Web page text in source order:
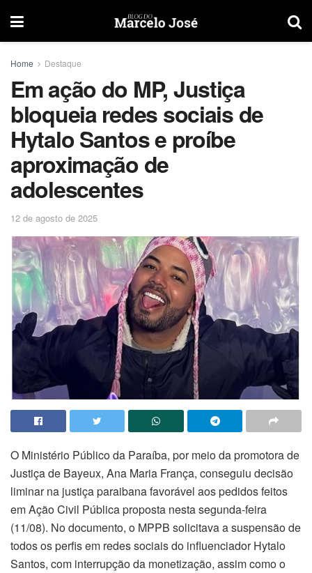
Home Destaque
Em ação do MP, Justiça
bloqueia redes sociais de
Hytalo Santos e proíbe
aproximação de
adolescentes
12 de agosto de 2025
O Ministério Público da Paraíba, por meio da promotora de
Justiça de Bayeux, Ana Maria França, conseguiu decisão
liminar na justiça paraibana favorável aos pedidos feitos
em Ação Civil Pública proposta nesta segunda-feira
(11/08). No documento, o MPPB solicitava a suspensão de
todos os perfis em redes sociais do influenciador Hytalo
Santos, com interrupção da monetização, assim como o